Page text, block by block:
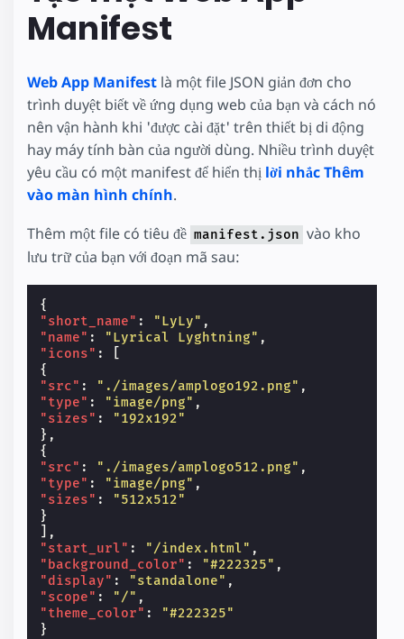
Manifest
Web App Manifest là một file JSON giản đơn cho
trình duyệt biết về ứng dụng web của bạn và cách nó
nên vận hành khi 'được cài đặt' trên thiết bị di động
hay máy tính bàn của người dùng. Nhiều trình duyệt
yêu cầu có một manifest để hiển thị lời nhắc Thêm
vào màn hình chính.
Thêm một file có tiêu đề manifest.json vào kho
lưu trữ của bạn với đoạn mã sau:
{
"short_name" : "LyLy" ,
"name" : "Lyrical Lyghtning" ,
"icons" :
{
"src" : "./images/amplogo192.png" ,
"type" : "image/png" ,
"sizes" :
"192x192"
},
{
"src" : "./images/amplogo512.png" ,
"type" : "image/png" ,
"sizes" :
"512x512"
}
],
"start_url" : "/index.html" ,
"background_color" : "#222325" ,
"display" : "standalone" ,
"scope" : "/" ,
"theme_color" :
"#222325"
}